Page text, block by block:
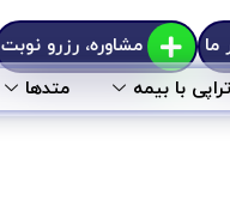
ما مشاوره، رزرو نوبت
با بیمه متد‌ها